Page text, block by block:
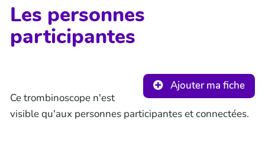
Les personnes
participantes
Ajouter ma fiche
Ce trombinoscope n'est
visible qu'aux personnes participantes et connectées.